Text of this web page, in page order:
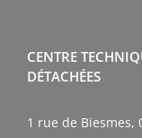
CENTRE
DÉTACHÉES
1 rue de Biesmes,